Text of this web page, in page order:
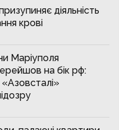
діяльність
крові
Маріуполя
на бік рф: